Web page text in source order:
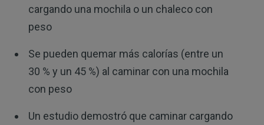
cargando una mochila o un chaleco con
peso
Se pueden quemar más calorías (entre un
30 % y un 45 %) al caminar con una mochila
con peso
Un estudio demostró que caminar cargando